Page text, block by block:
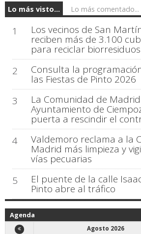
Lo más visto... Lo más comentado...
1 Los vecinos de San
reciben más de 3.100
para reciclar biorresiduos
2
Consulta la
las Fiestas de Pinto 2026
3
La Comunidad de
Ayuntamiento de
puerta a rescindir el
4
Valdemoro reclama a la
Madrid más limpieza y
vías pecuarias
5
El puente de la calle
Pinto abre al tráfico
Agenda
Agosto 2026